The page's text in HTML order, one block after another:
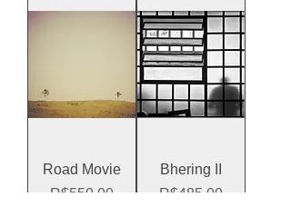
Road Movie
Price
R$550.00
Bhering II
Price
R$485.00